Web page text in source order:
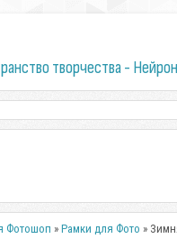
творчества -
Фотошоп »Рамки для Фото »